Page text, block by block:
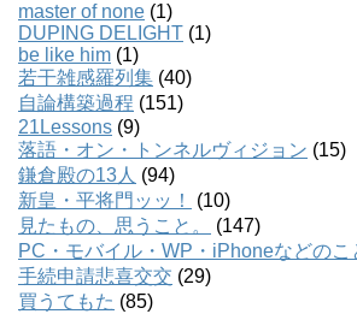
master of none (1)
DUPING DELIGHT (1)
be like him (1)
若干雑感羅列集 (40)
自論構築過程 (151)
21Lessons (9)
落語・オン・トンネルヴィジョン (15)
鎌倉殿の13人 (94)
新皇・平将門ッッ！
(10)
見たもの、思うこと。
(147)
PC・モバイル・WP・iPhoneなどのこ
手続申請悲喜交交 (29)
買うてもた (85)